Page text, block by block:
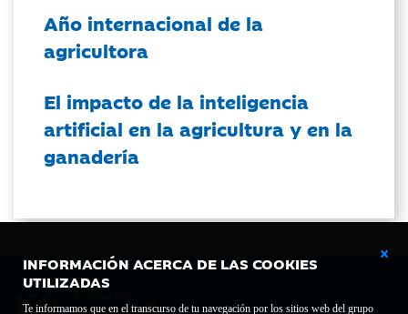
INFORMACIÓN ACERCA DE LAS COOKIES
UTILIZADAS
Te informamos que en el transcurso de tu navegación por los sitios web del grupo
Año internacional de la
agricultora
El impacto de la inteligencia
artificial en la agricultura y en la
ganadería